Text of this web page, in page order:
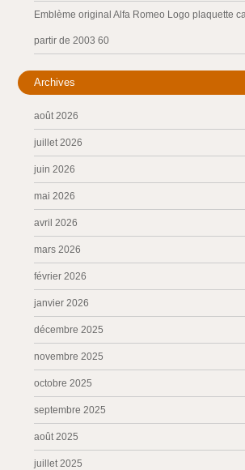
Emblème original Alfa Romeo Logo plaquette
partir de 2003 60
Archives
août 2026
juillet 2026
juin 2026
mai 2026
avril 2026
mars 2026
février 2026
janvier 2026
décembre 2025
novembre 2025
octobre 2025
septembre 2025
août 2025
juillet 2025